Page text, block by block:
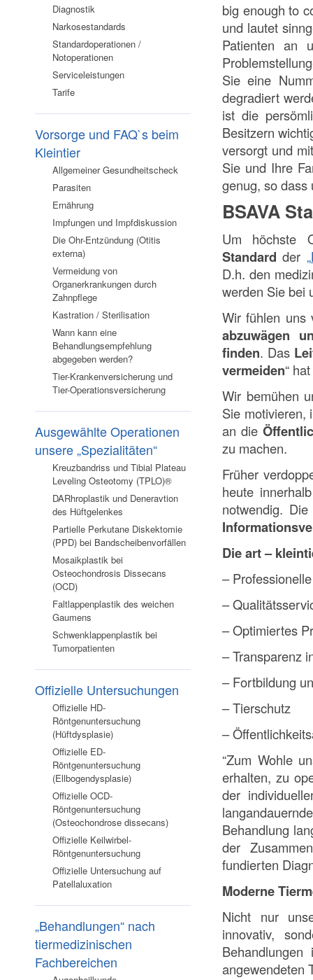
Diagnostik
Narkosestandards
Standardoperationen /
Notoperationen
Serviceleistungen
Tarife
Vorsorge und FAQ`s beim
Kleintier
Allgemeiner Gesundheitscheck
Parasiten
Ernährung
Impfungen und Impfdiskussion
Die Ohr-Entzündung (Otitis
externa)
Vermeidung von
Organerkrankungen durch
Zahnpflege
Kastration / Sterilisation
Wann kann eine
Behandlungsempfehlung
abgegeben werden?
Tier-Krankenversicherung und
Tier-Operationsversicherung
Ausgewählte Operationen
unsere „Spezialitäten“
Kreuzbandriss und Tibial Plateau
Leveling Osteotomy (TPLO)®
DARhroplastik und Deneravtion
des Hüftgelenkes
Partielle Perkutane Diskektomie
(PPD) bei Bandscheibenvorfällen
Mosaikplastik bei
Osteochondrosis Dissecans
(OCD)
Faltlappenplastik des weichen
Gaumens
Schwenklappenplastik bei
Tumorpatienten
Offizielle Untersuchungen
Offizielle HD-
Röntgenuntersuchung
(Hüftdysplasie)
Offizielle ED-
Röntgenuntersuchung
(Ellbogendysplasie)
Offizielle OCD-
Röntgenuntersuchung
(Osteochondrose dissecans)
Offizielle Keilwirbel-
Röntgenuntersuchung
Offizielle Untersuchung auf
Patellaluxation
„Behandlungen“ nach
tiermedizinischen
Fachbereichen
big enough to
und lautet
Patienten an
Sie eine
degradiert
ist die
Besitzern
versorgt und
Sie und Ihre
genug, so dass
BSAVA
Um höchste
Standard der „
D.h. den
werden Sie bei
Wir fühlen uns
abzuwägen
finden. Das
vermeiden“
Wir bemühen
Sie
an die
zu machen.
Früher
heute
notwendig.
Die art –
–
–
– Optimiertes
– Transparenz
– Fortbildung
– Tierschutz
–
“Zum Wohle
erhalten, zu
der
Behandlung
der
fundierten
Moderne
Nicht nur
innovativ,
angewendeten